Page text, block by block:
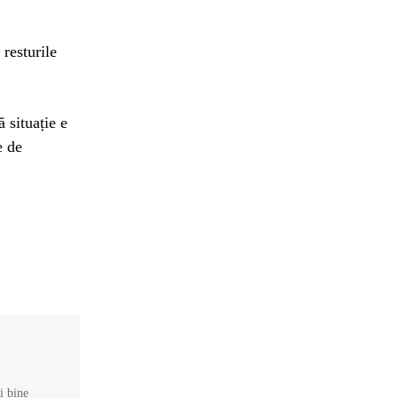
resturile
situație e
de
bine